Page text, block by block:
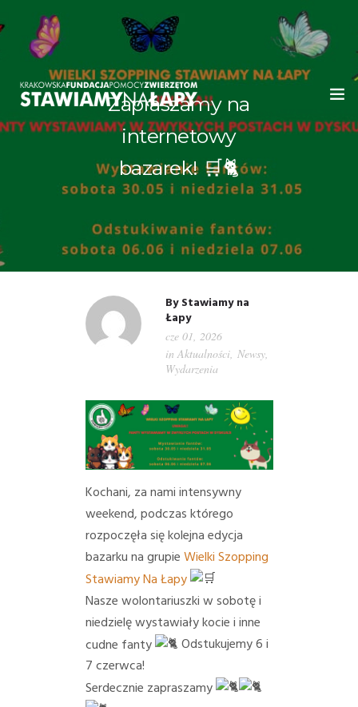
OGŁOSZENIA
PRZYJACIELE
Zapraszamy na
internetowy
bazarek! 🛒🐈
ByStawiamy na
Łapy
cze 01, 2026
in Aktualności, Newsy,
Wydarzenia
Kochani, za nami intensywny
weekend, podczas którego
rozpoczęła się kolejna edycja
bazarku na grupieWielki Szopping
Stawiamy Na Łapy
Nasze wolontariuszki w sobotę i
niedzielę wystawiały kocie i inne
cudne fanty
Odstukujemy 6 i
7 czerwca!
Serdecznie zapraszamy